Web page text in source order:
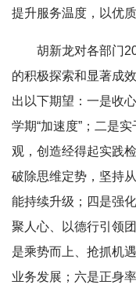
提升服务温度，以优
胡新龙对各部门
的积极探索和显著成
出以下期望：一是收
学期“加速度”；二是
观，创造经得起实践
破除思维定势，坚持
能持续升级；四是强
聚人心、以德行引领
是乘势而上、抢抓机
业务发展；六是正身